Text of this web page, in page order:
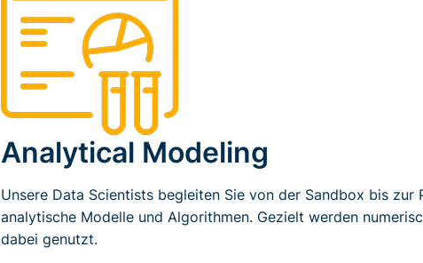
Analytical Modeling
Unsere Data Scientists begleiten Sie von der Sandbox bis
analytische Modelle und Algorithmen. Gezielt werden
dabei genutzt.